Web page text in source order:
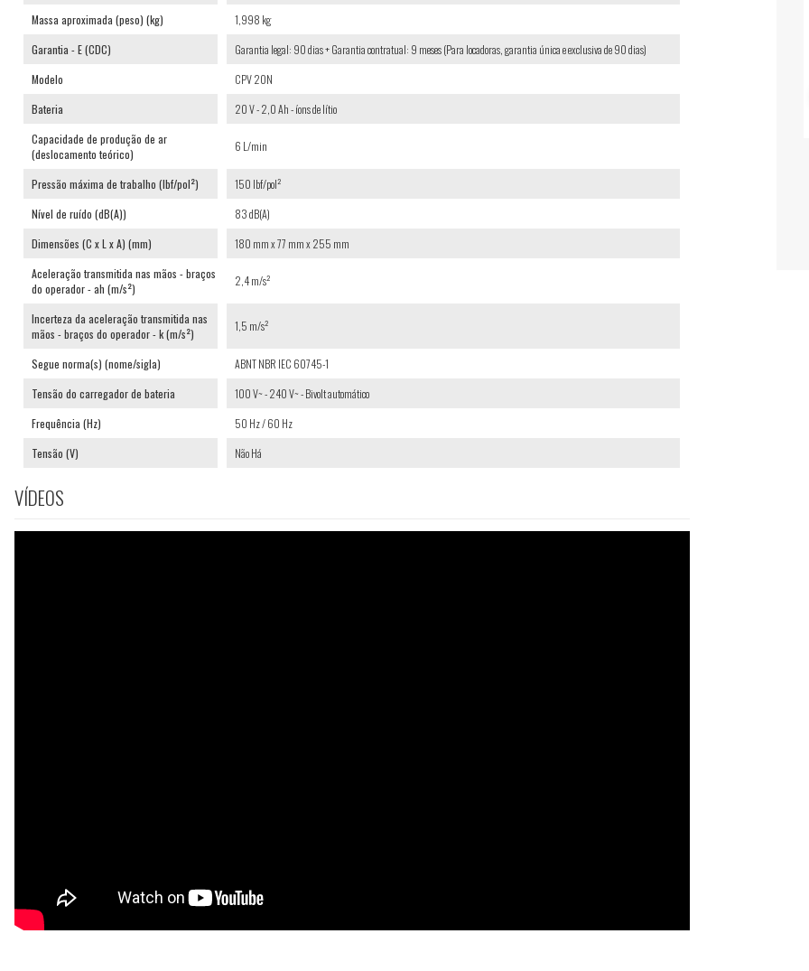
Massa aproximada (peso) (kg)
1,998 kg
Garantia - E (CDC)
Garantia legal: 90 dias + Garantia contratual: 9 meses (Para locadoras, garantia única e exclusiva de 90 dias)
Modelo
CPV 20N
Bateria
20 V - 2,0 Ah - íons de lítio
Capacidade de produção de ar
(deslocamento teórico)
6 L/min
Pressão máxima de trabalho (lbf/pol²)
150 lbf/pol²
Nível de ruído (dB(A))
83 dB(A)
Dimensões (C x L x A) (mm)
180 mm x 77 mm x 255 mm
Aceleração transmitida nas mãos - braços
do operador - ah (m/s²)
2,4 m/s²
Incerteza da aceleração transmitida nas
mãos - braços do operador - k (m/s²)
1,5 m/s²
Segue norma(s) (nome/sigla)
ABNT NBR IEC 60745-1
Tensão do carregador de bateria
100 V~ - 240 V~ - Bivolt automático
Frequência (Hz)
50 Hz / 60 Hz
Tensão (V)
Não Há
VÍDEOS